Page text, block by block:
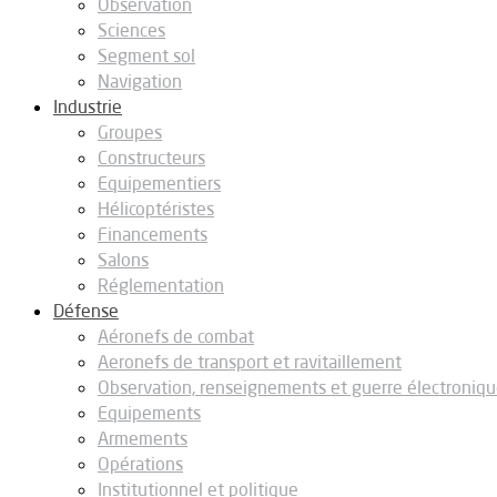
Observation
Sciences
Segment sol
Navigation
Industrie
Groupes
Constructeurs
Equipementiers
Hélicoptéristes
Financements
Salons
Réglementation
Défense
Aéronefs de combat
Aeronefs de transport et ravitaillement
Observation, renseignements et guerre
Equipements
Armements
Opérations
Institutionnel et politique